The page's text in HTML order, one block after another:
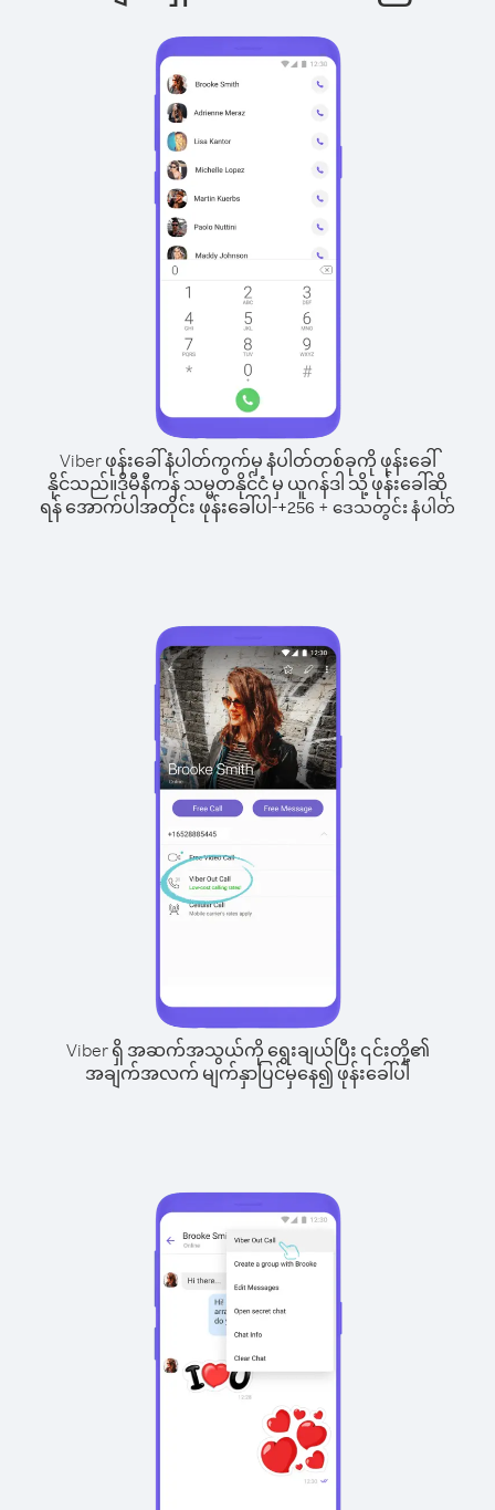
Viber ဖုန်းခေါ်နံပါတ်ကွက်မှ နံပါတ်တစ်ခုကို ဖုန်းခေါ်
နိုင်သည်။ဒိုမီနီကန် သမ္မတနိုင်ငံ မှ ယူဂန်ဒါ သို့ ဖုန်းခေါ်ဆို
ရန် အောက်ပါအတိုင်း ဖုန်းခေါ်ပါ-+256 + ဒေသတွင်း နံပါတ်
Viber ရှိ အဆက်အသွယ်ကို ရွေးချယ်ပြီး ၎င်းတို့၏
အချက်အလက် မျက်နှာပြင်မှနေ၍ ဖုန်းခေါ်ပါ